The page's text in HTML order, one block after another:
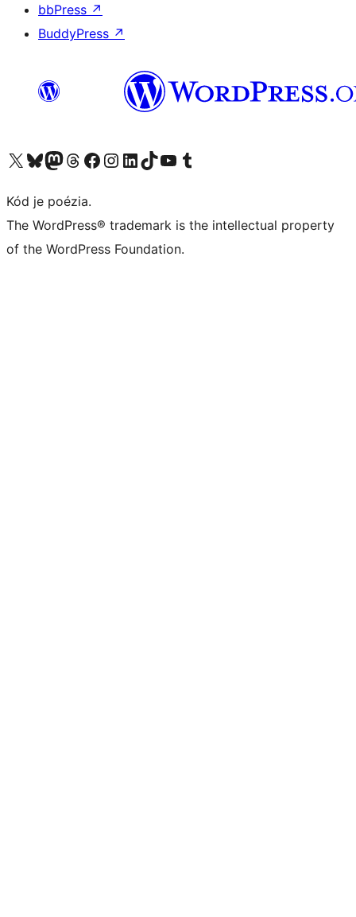
bbPress ↗
BuddyPress ↗
Navštívte náš účet na X (predtým Twitter)
Navštívte náš účet na platforme Bluesky
Navštívte náš účet na Mastodone
Navštívte náš účet na platforme Threads
Navštívte našu stránku na Facebooku
Navštívte náš účet Instagram
Navštívte náš účet LinkedIn
Navštívte náš účet na platforme TikTok
Navštívte náš kanál YouTube
Navštívte náš účet na platforme Tumblr
Kód je poézia.
The WordPress® trademark is the intellectual property
of the WordPress Foundation.